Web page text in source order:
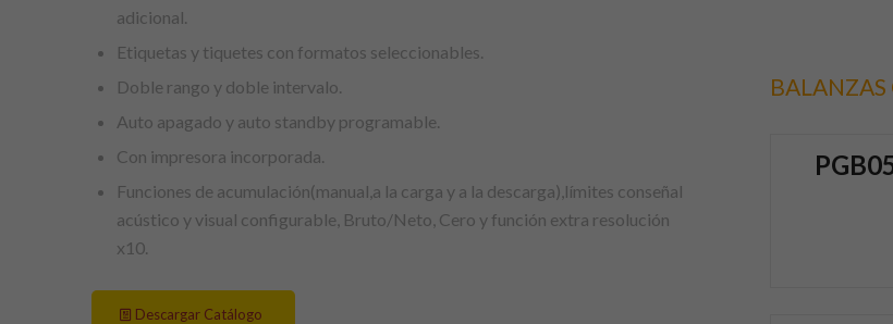
adicional.
Etiquetas y tiquetes con formatos seleccionables.
Doble rango y doble intervalo.
Auto apagado y auto standby programable.
Con impresora incorporada.
Funciones de acumulación(manual,a la carga y a la descarga),límites conseñal
acústico y visual configurable, Bruto/Neto, Cero y función extra resolución
x10.
Descargar Catálogo
BALANZAS